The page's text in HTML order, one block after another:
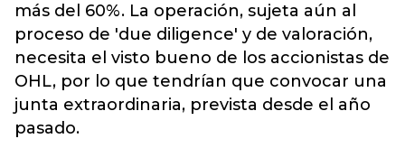
más del 60%. La operación, sujeta aún al
proceso de 'due diligence' y de valoración,
necesita el visto bueno de los accionistas de
OHL, por lo que tendrían que convocar una
junta extraordinaria, prevista desde el año
pasado.